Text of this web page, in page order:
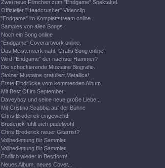
Zwei neue Filmchen zum "Endgame" Spektakel.
Offizieller "Headcrusher" Videoclip.
"Endgame" im Komplettstream online.
Samples von allen Songs
Noch ein Song online
"Endgame" Coverartwork online.
Das Meisterwerk naht. Gratis Song online!
Wird "Endgame" der nächste Hammer?
Die schockierende Mustaine Biografie.
Stolzer Mustaine gratuliert Metallica!
Erste Eindrücke vom kommenden Album.
Mit Best Of im September
Daveyboy und seine neue große Liebe...
Mit Cristina Scabbia auf der Bühne
Chris Broderick eingeweiht!
Broderick fühlt sich pudelwohl
Chris Broderick neuer Gitarrist?
Vollbedienung für Sammler
Vollbedienung für Sammler
Endlich wieder in Bestform!
Neues Album, neues Cover...